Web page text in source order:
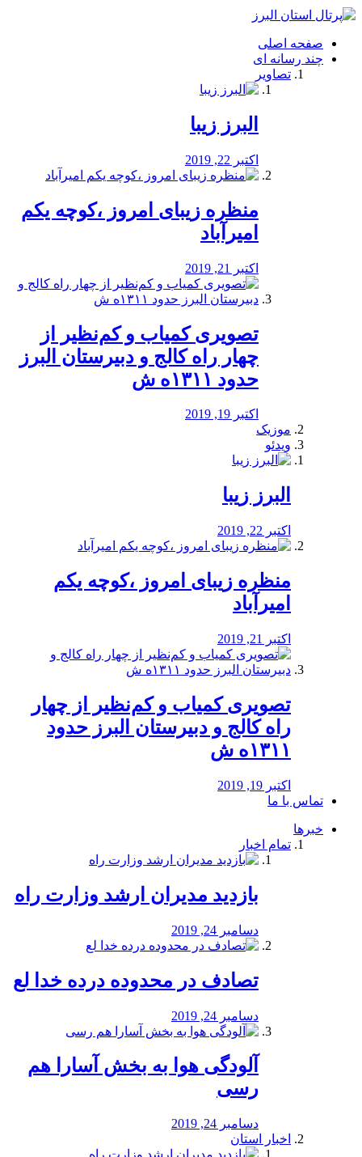
فصد
شرق
تهران
خشکشویی
صفحه اصلی
چند رسانه ای
تصاویر
البرز زیبا
اکتبر 22, 2019
منظره‌‌ زیبای امروز ،کوچه یکم
امیرآباد
اکتبر 21, 2019
️تصویری کمیاب و کم‌نظیر از
چهار راه كالج و دبيرستان البرز
حدود ۱۳۱۱ه ش
اکتبر 19, 2019
موزیک
ویدئو
البرز زیبا
اکتبر 22, 2019
منظره‌‌ زیبای امروز ،کوچه یکم
امیرآباد
اکتبر 21, 2019
️تصویری کمیاب و کم‌نظیر از چهار
راه كالج و دبيرستان البرز حدود
۱۳۱۱ه ش
اکتبر 19, 2019
تماس با ما
خبرها
تمام اخبار
بازدید مدیران ارشد وزارت راه
دسامبر 24, 2019
تصادف در محدوده درده خدا لع
دسامبر 24, 2019
آلودگی هوا به بخش آسارا هم
رسی
دسامبر 24, 2019
اخبار استان